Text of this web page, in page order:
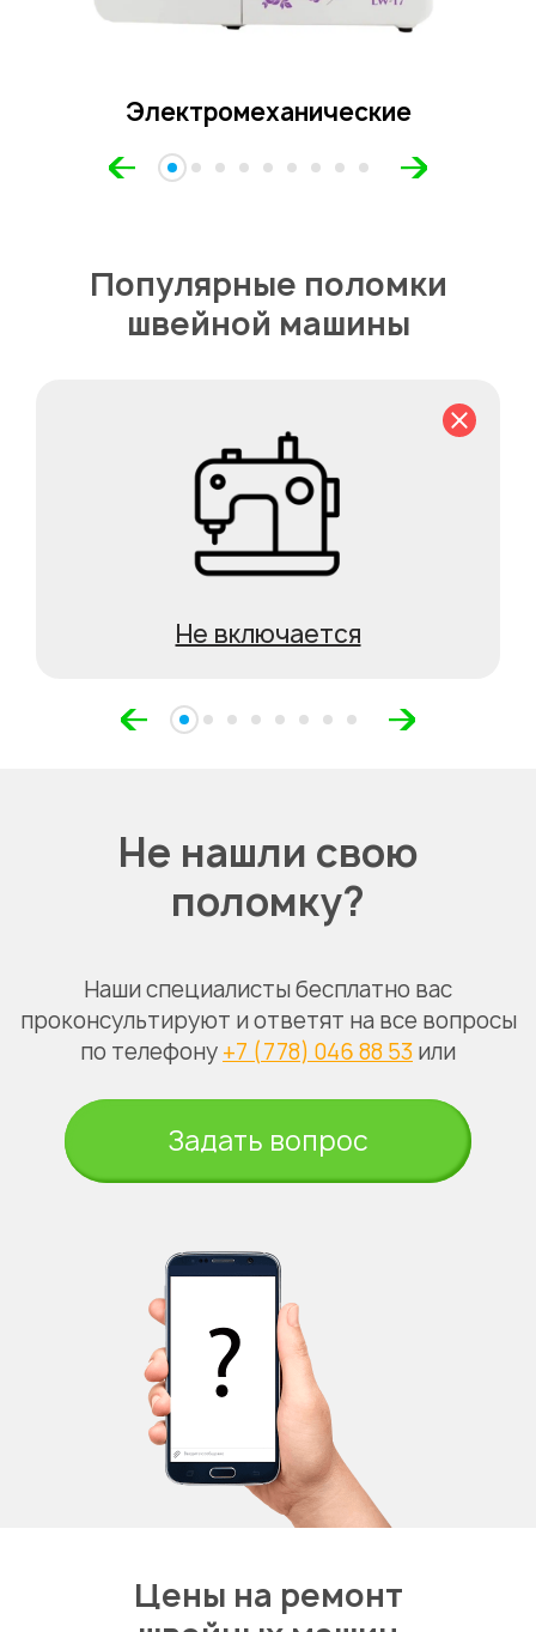
Электромеханические
Популярные поломки
швейной машины
Не включается
Не нашли свою
поломку?
Наши специалисты бесплатно вас
проконсультируют и ответят на все вопросы
по телефону +7 (778) 046 88 53 или
Задать вопрос
Цены на ремонт